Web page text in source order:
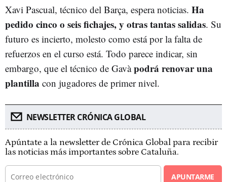
Xavi Pascual, técnico del Barça, espera noticias. Ha
pedido cinco o seis fichajes, y otras tantas salidas. Su
futuro es incierto, molesto como está por la falta de
refuerzos en el curso está. Todo parece indicar, sin
embargo, que el técnico de Gavàpodrá renovar una
plantilla con jugadores de primer nivel.
NEWSLETTER CRÓNICA GLOBAL
Apúntate a la newsletter de Crónica Global para recibir
las noticias más importantes sobre Cataluña.
APUNTARME